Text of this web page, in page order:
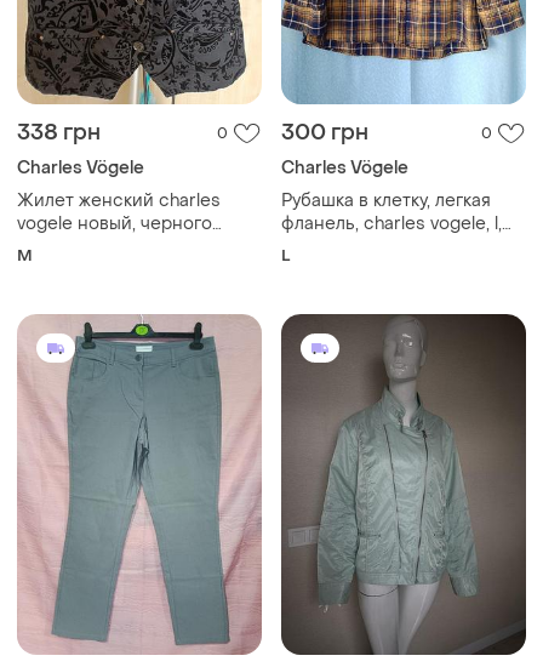
338 грн 0
Charles Vögele
Жилет женский charles
vogele новый, черного
цвета с бархатистым
M
300 грн 0
Charles Vögele
Рубашка в клетку, легкая
фланель, charles vogele, l,
воротник 40
L